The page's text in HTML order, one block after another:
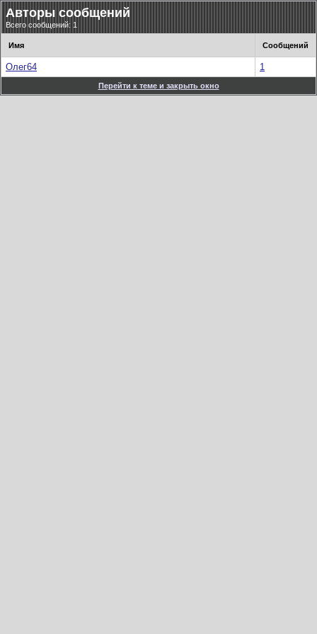
Авторы сообщений
Всего сообщений: 1
Имя Сообщений
Олег64 1
Перейти к теме и закрыть окно